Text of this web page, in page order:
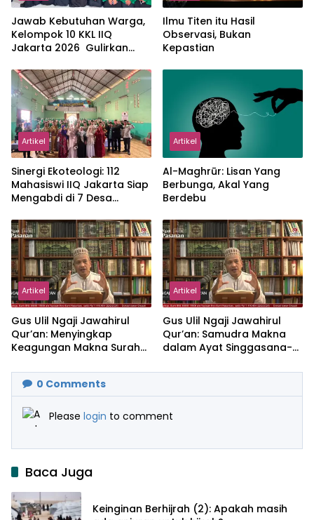
Jawab Kebutuhan Warga,
Kelompok 10 KKL IIQ
Jakarta 2026 Gulirkan
Sukamanah
Ilmu Titen itu Hasil
Observasi, Bukan
Kepastian
Artikel
‎Sinergi Ekoteologi: 112
Mahasiswi IIQ Jakarta Siap
Mengabdi di 7 Desa
Artikel
Al-Maghrūr: Lisan Yang
Berbunga, Akal Yang
Berdebu
Artikel
Gus Ulil Ngaji Jawahirul
Qur’an: Menyingkap
Keagungan Makna Surah
Artikel
Gus Ulil Ngaji Jawahirul
Qur’an: Samudra Makna
dalam Ayat Singgasana-
0 Comments
Please login to comment
Baca Juga
Keinginan Berhijrah (2): Apakah masih